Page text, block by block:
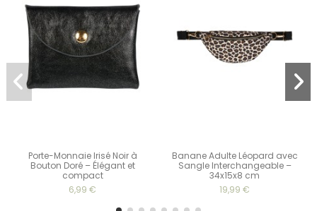
Porte-Monnaie Irisé Noir à
Bouton Doré – Élégant et
compact
6,99 €
Banane Adulte Léopard avec
Sangle Interchangeable –
34x15x8 cm
19,99 €